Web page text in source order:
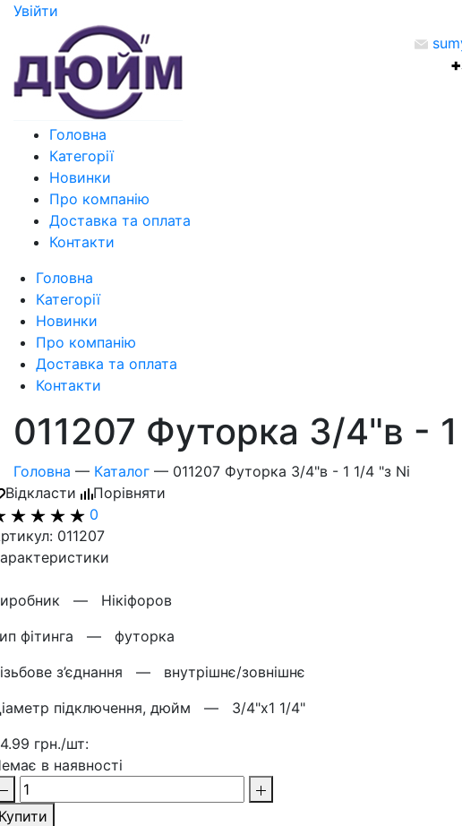
Увiйти
Головна
Категорії
Новинки
Про компанію
Доставка та оплата
Контакти
Головна
Категорії
Новинки
Про компанію
Доставка та оплата
Контакти
011207 Футорка 3/4"в -
Головна — Каталог — 011207 Футорка 3/4"в - 1 1/4 "з Ni
Відкласти
Порівняти
0
011207
— Нікіфоров
фітинга — футорка
з’єднання — внутрішнє/зовнішнє
підключення, дюйм — 3/4"х1 1/4"
грн./шт:
в наявності